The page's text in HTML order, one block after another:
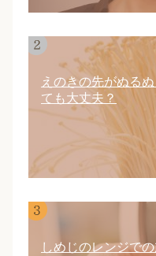
えのきの先がぬる
ても大丈夫？
しめじのレンジで